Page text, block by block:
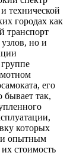
технической
городах как
транспорт
но и
его
так,
которых
и опытным
стоимость